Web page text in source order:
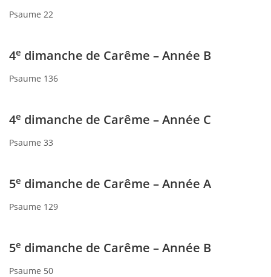
Psaume 22
4e dimanche de Carême – Année B
Psaume 136
4e dimanche de Carême – Année C
Psaume 33
5e dimanche de Carême – Année A
Psaume 129
5e dimanche de Carême – Année B
Psaume 50